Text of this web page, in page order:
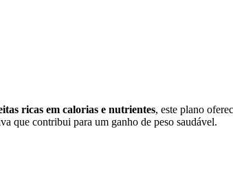
ricas em calorias e nutrientes, este plano
que contribui para um ganho de peso saudável.